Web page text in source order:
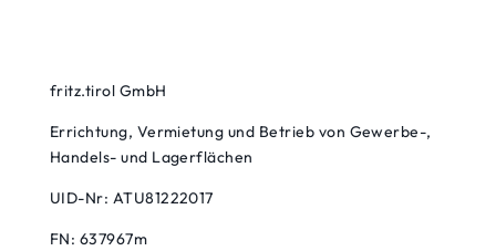
fritz.tirol GmbH
Errichtung, Vermietung und Betrieb von Gewerbe-,
Handels- und Lagerflächen
UID-Nr: ATU81222017
FN: 637967m